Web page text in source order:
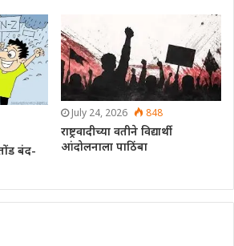
बंद-
July 24, 2026 848
राष्ट्रवादीच्या वतीने विद्यार्थी
आंदोलनाला पाठिंबा